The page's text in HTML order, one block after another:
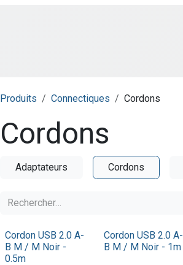
Produits Connectiques Cordons
Cordons
Adaptateurs Cordons
Cordon USB 2.0 A-
B M / M Noir -
0.5m
Cordon USB 2.0 A-
B M / M Noir - 1m